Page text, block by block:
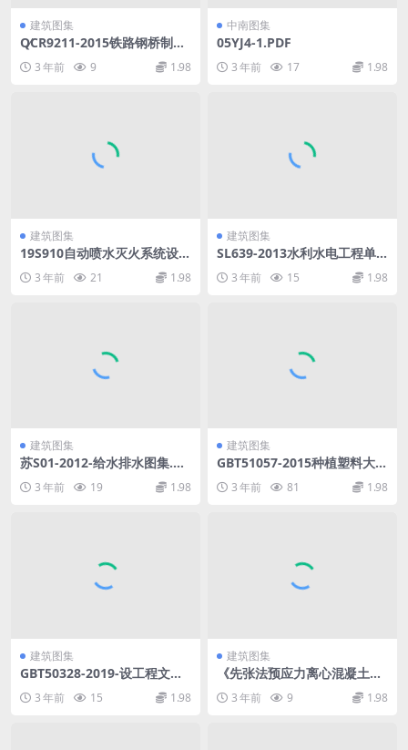
建筑图集
Q∕CR9211-2015铁路钢桥制造
3 年前 9 1.98
中南图集
05YJ4-1.PDF
3 年前 17 1.98
建筑图集
19S910自动喷水灭火系统设
3 年前 21 1.98
建筑图集
SL639-2013水利水电工程单
—升压变电电气设备安装工程
3 年前 15 1.98
建筑图集
苏S01-2012-给水排水图集.pd
3 年前 19 1.98
建筑图集
GBT51057-2015种植塑料大棚
工程技术规范(9.57MB).pdf
3 年前 81 1.98
建筑图集
GBT50328-2019-设工程文件
3 年前 15 1.98
建筑图集
《先张法预应力离心混凝土空
心方桩》（苏GT17-2012）.p
df 3 年前 9 1.98